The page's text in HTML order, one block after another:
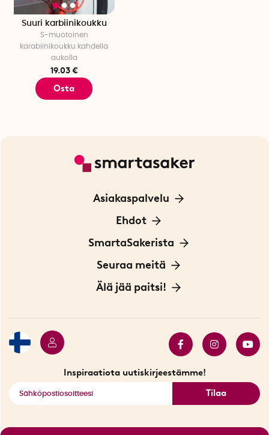
Suuri karbiinikoukku
S-muotoinen
karabiinikoukku kahdella
aukolla
19.03 €
Osta
Asiakaspalvelu
Ota yhteyttä
Ehdot
Tietoa evästeistä
Yksityisyydensuoja
Sopimusehdot
SmartaSakerista
Meistä
Myymälä Tukholmassa
Seuraa meitä
Innovaattoriblogi
Älä jää paitsi!
Inspiraatiota uutiskirjeestämme!
Tilaa